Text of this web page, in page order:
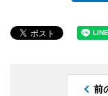
前